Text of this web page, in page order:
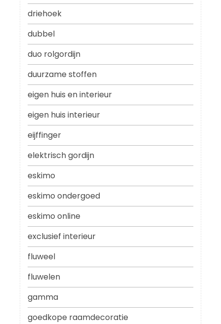
driehoek
dubbel
duo rolgordijn
duurzame stoffen
eigen huis en interieur
eigen huis interieur
eijffinger
elektrisch gordijn
eskimo
eskimo ondergoed
eskimo online
exclusief interieur
fluweel
fluwelen
gamma
goedkope raamdecoratie